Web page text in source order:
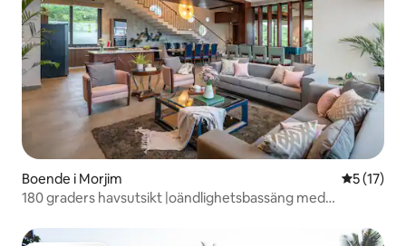
Boende i Morjim 5 av 5 i
5 (17)
180 graders havsutsikt |oändlighetsbassäng med